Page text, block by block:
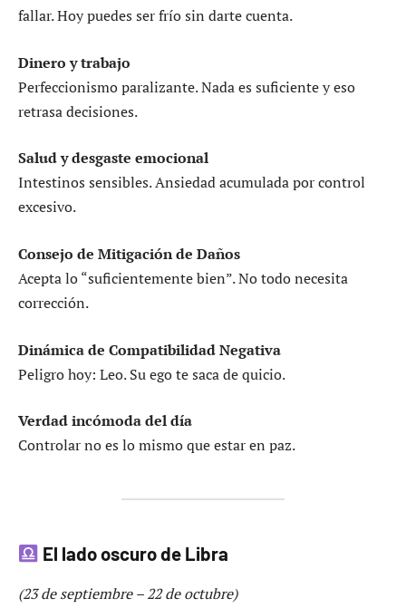
fallar. Hoy puedes ser frío sin darte cuenta.
Dinero y trabajo
Perfeccionismo paralizante. Nada es suficiente y eso
retrasa decisiones.
Salud y desgaste emocional
Intestinos sensibles. Ansiedad acumulada por control
excesivo.
Consejo de Mitigación de Daños
Acepta lo “suficientemente bien”. No todo necesita
corrección.
Dinámica de Compatibilidad Negativa
Peligro hoy: Leo. Su ego te saca de quicio.
Verdad incómoda del día
Controlar no es lo mismo que estar en paz.
El lado oscuro de Libra
(23 de septiembre – 22 de octubre)